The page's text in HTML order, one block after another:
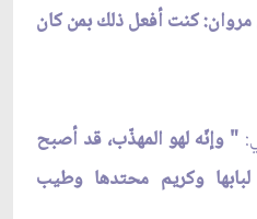
كنت أفعل ذلك بمن كان
" وإنّه لهو المهذّب، قد أصبح
وكريم محتدها وطيب